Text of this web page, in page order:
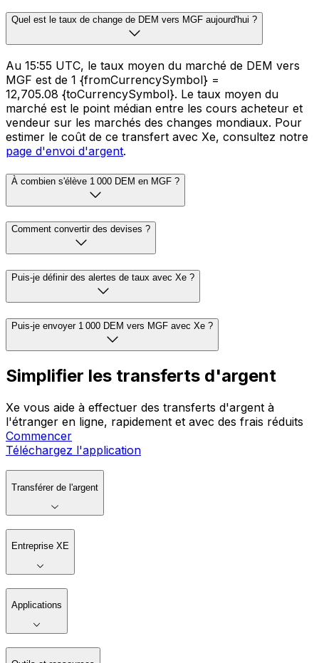
Quel est le taux de change de DEM vers MGF aujourd'hui ?
Au 15:55 UTC, le taux moyen du marché de DEM vers
MGF est de 1 {fromCurrencySymbol} =
12,705.08 {toCurrencySymbol}. Le taux moyen du
marché est le point médian entre les cours acheteur et
vendeur sur les marchés des changes mondiaux. Pour
estimer le coût de ce transfert avec Xe, consultez notre
page d'envoi d'argent.
À combien s'élève 1 000 DEM en MGF ?
Comment convertir des devises ?
Puis-je définir des alertes de taux avec Xe ?
Puis-je envoyer 1 000 DEM vers MGF avec Xe ?
Simplifier les transferts d'argent
Xe vous aide à effectuer des transferts d'argent à
l'étranger en ligne, rapidement et avec des frais réduits
Commencer
Téléchargez l'application
Transférer de l'argent
Entreprise XE
Applications